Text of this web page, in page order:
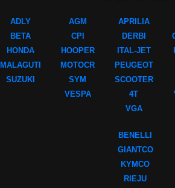
ADLY
BETA
HONDA
MALAGUTI
SUZUKI
AGM
CPI
HOOPER
MOTOCR
SYM
VESPA
APRILIA
DERBI
ITAL-JET
PEUGEOT
SCOOTER
4T
VGA
BENELLI
GIANTCO
KYMCO
RIEJU